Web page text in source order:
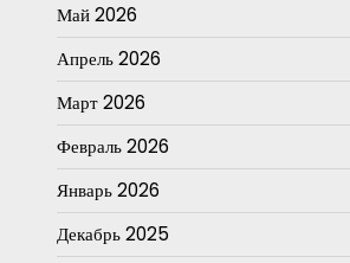
Май 2026
Апрель 2026
Март 2026
Февраль 2026
Январь 2026
Декабрь 2025